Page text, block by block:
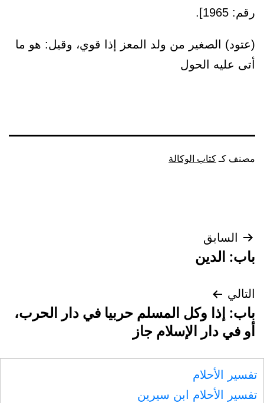
رقم: 1965].
(عتود) الصغير من ولد المعز إذا قوي، وقيل: هو ما
أتى عليه الحول
مصنف كـ كتاب الوكالة
تصفّح
المقالات
السابق
باب: الدين
التالي
باب: إذا وكل المسلم حربيا في دار الحرب،
أو في دار الإسلام جاز
تفسير الأحلام
تفسير الأحلام ابن سيرين